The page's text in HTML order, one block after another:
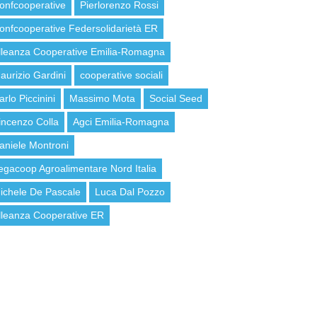
Pierlorenzo Rossi
Federsolidarietà ER
Cooperative Emilia-Romagna
Gardini cooperative sociali
Piccinini Massimo Mota Social Seed
Colla Agci Emilia-Romagna
Montroni
Agroalimentare Nord Italia
De Pascale Luca Dal Pozzo
Cooperative ER